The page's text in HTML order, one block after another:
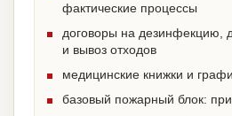
фактические процессы
договоры на дезинфекцию,
и вывоз отходов
медицинские книжки и
базовый пожарный блок: